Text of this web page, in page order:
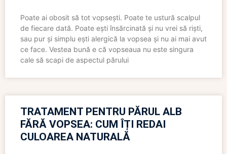
Poate ai obosit să tot vopsești. Poate te ustură scalpul
de fiecare dată. Poate ești însărcinată și nu vrei să riști,
sau pur și simplu ești alergică la vopsea și nu ai mai avut
ce face. Vestea bună e că vopseaua nu este singura
cale să scapi de aspectul părului
TRATAMENT PENTRU PĂRUL ALB
FĂRĂ VOPSEA: CUM ÎȚI REDAI
CULOAREA NATURALĂ